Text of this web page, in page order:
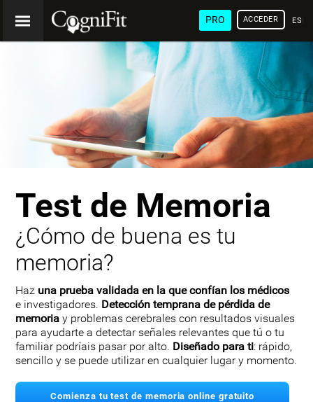
PRO ACCEDER
Test de Memoria
¿Cómo de buena es tu
memoria?
Haz una prueba validada en la que confían los médicos
e investigadores. Detección temprana de pérdida de
memoria y problemas cerebrales con resultados visuales
para ayudarte a detectar señales relevantes que tú o tu
familiar podríais pasar por alto. Diseñado para ti: rápido,
sencillo y se puede utilizar en cualquier lugar y momento.
Comienza tu test de memoria online gratuito